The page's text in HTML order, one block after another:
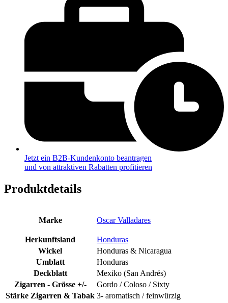
Jetzt ein B2B-Kundenkonto beantragen
und von attraktiven Rabatten profitieren
Produktdetails
Marke Oscar Valladares
Herkunftsland
Honduras
Wickel
Honduras & Nicaragua
Umblatt
Honduras
Deckblatt
Mexiko (San Andrés)
Zigarren - Grösse +/-
Gordo / Coloso / Sixty
Stärke Zigarren & Tabak 3- aromatisch / feinwürzig